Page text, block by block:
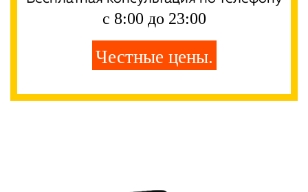
с 8:00 до 23:00
Честные цены.